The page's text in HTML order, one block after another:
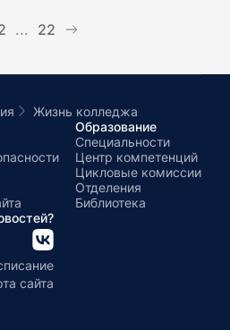
... 22
Жизнь колледжа
Образование
Специальности
Центр компетенций
Цикловые комиссии
Отделения
Библиотека
сайта